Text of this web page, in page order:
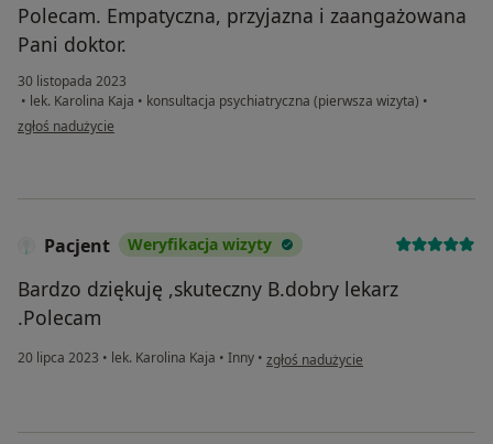
Polecam. Empatyczna, przyjazna i zaangażowana
Pani doktor.
30 listopada 2023
• lek. Karolina Kaja • konsultacja psychiatryczna (pierwsza wizyta) •
w opinii użytkownika E. K.
zgłoś nadużycie
Pacjent Weryfikacja wizyty
Bardzo dziękuję ,skuteczny B.dobry lekarz
.Polecam
20 lipca 2023 • lek. Karolina Kaja • Inny • w opinii użytkownika Pacjent
zgłoś nadużycie